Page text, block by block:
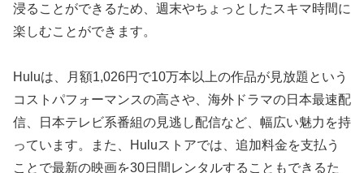
浸ることができるため、週末やちょっとしたスキマ時間に
楽しむことができます。
Huluは、月額1,026円で10万本以上の作品が見放題という
コストパフォーマンスの高さや、海外ドラマの日本最速配
信、日本テレビ系番組の見逃し配信など、幅広い魅力を持
っています。また、Huluストアでは、追加料金を支払う
ことで最新の映画を30日間レンタルすることもできるた